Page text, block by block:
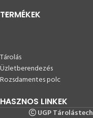
TERMÉKEK
Tárolás
Üzletberendezés
Rozsdamentes polc
HASZNOS LINKEK
UGP